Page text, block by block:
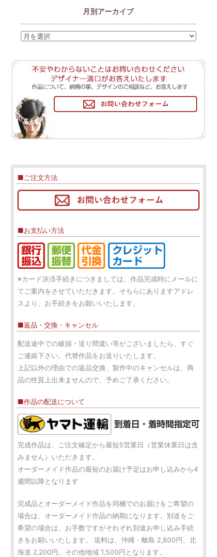
月別アーカイブ
■ご注文方法
■お支払い方法
※カード決済手続きにつきましては、作品完成時にメールに
てご案内をさせていただきます。そちらにありますアドレ
スより、お手続きをお願いいたします。
■返品・交換・キャンセル
配送途中での破損・送り間違い等がございましたら、すぐ
ご連絡下さい。代替作品をお送りいたします。
上記以外の理由での返品交換、製作中のキャンセルは、商
品の性質上出来ませんので、予めご了承ください。
■作品の配送について
完成作品は、ご注文確定から最短5営業日（営業休業日は含
みません）いただきます。
オーダーメイド作品の最短のお届け予定はお申し込みから4
週間以降となります
完成品とオーダーメイド作品を同梱でのお届けをご希望の
場合は、オーダーメイド作品の納期になります。別送をご
希望の場合は、お手数ですがそれぞれ別途お申し込み手続
きをお願いいたします。 送料は、沖縄・離島 2,800円。北
海道 2,200円。その他地域 1,500円となります。